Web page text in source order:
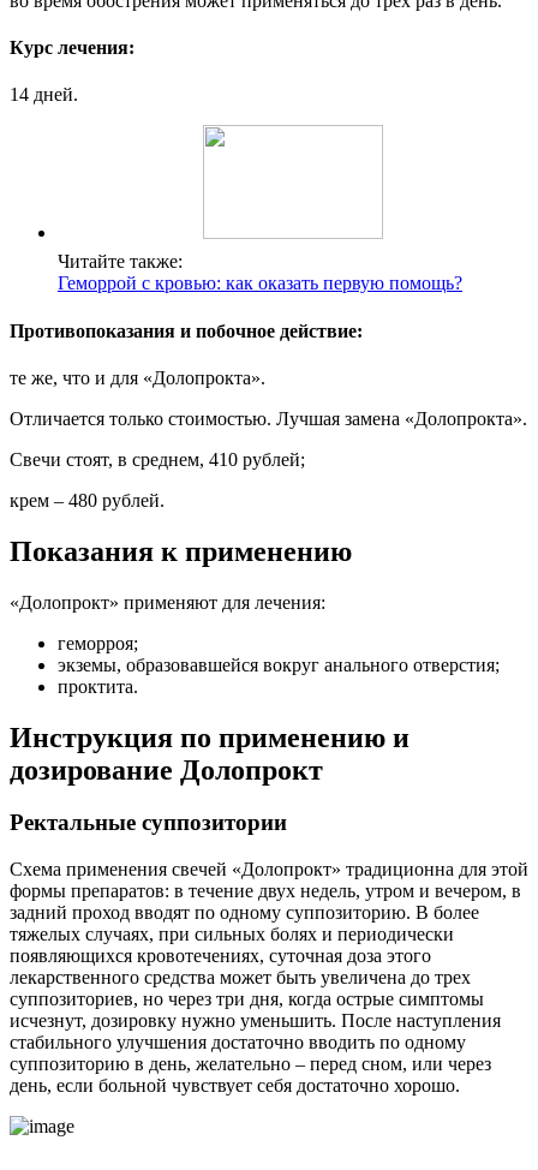
Курс лечения:
14 дней.
Читайте также:
Геморрой с кровью: как оказать первую помощь?
Противопоказания и побочное действие:
те же, что и для «Долопрокта».
Отличается только стоимостью. Лучшая замена «Долопрокта».
Свечи стоят, в среднем, 410 рублей;
крем – 480 рублей.
Показания к применению
«Долопрокт» применяют для лечения:
геморроя;
экземы, образовавшейся вокруг анального отверстия;
проктита.
Инструкция по применению и
дозирование Долопрокт
Ректальные суппозитории
Схема применения свечей «Долопрокт» традиционна для этой
формы препаратов: в течение двух недель, утром и вечером, в
задний проход вводят по одному суппозиторию. В более
тяжелых случаях, при сильных болях и периодически
появляющихся кровотечениях, суточная доза этого
лекарственного средства может быть увеличена до трех
суппозиториев, но через три дня, когда острые симптомы
исчезнут, дозировку нужно уменьшить. После наступления
стабильного улучшения достаточно вводить по одному
суппозиторию в день, желательно – перед сном, или через
день, если больной чувствует себя достаточно хорошо.